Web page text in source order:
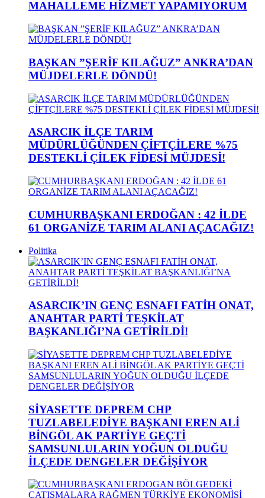
MAHALLEME HİZMET YAPAMIYORUM
BAŞKAN ”ŞERİF KILAĞUZ” ANKRA’DAN
MÜJDELERLE DÖNDÜ!
ASARCIK İLÇE TARIM
MÜDÜRLÜĞÜNDEN ÇİFTÇİLERE %75
DESTEKLİ ÇİLEK FİDESİ MÜJDESİ!
CUMHURBAŞKANI ERDOĞAN : 42 İLDE
61 ORGANİZE TARIM ALANI AÇACAĞIZ!
Politika
ASARCIK’IN GENÇ ESNAFI FATİH ONAT,
ANAHTAR PARTİ TEŞKİLAT
BAŞKANLIĞI’NA GETİRİLDİ!
SİYASETTE DEPREM CHP
TUZLABELEDİYE BAŞKANI EREN ALİ
BİNGÖL AK PARTİYE GEÇTİ
SAMSUNLULARIN YOĞUN OLDUĞU
İLÇEDE DENGELER DEĞİŞİYOR